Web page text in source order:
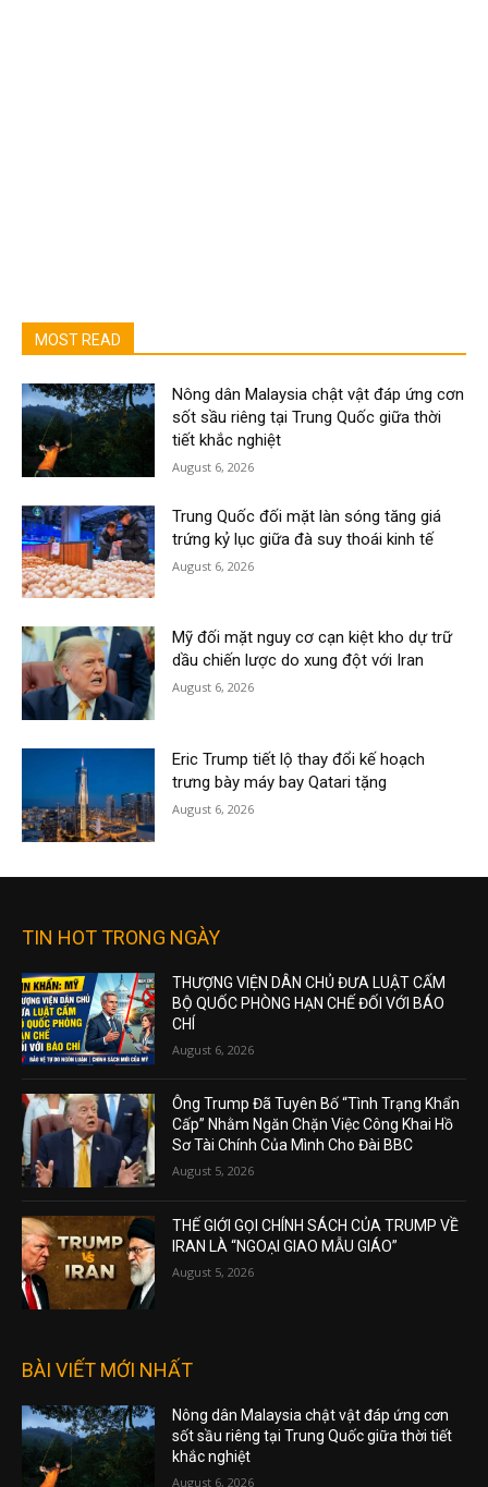
MOST READ
Nông dân Malaysia chật vật đáp ứng cơn
sốt sầu riêng tại Trung Quốc giữa thời
tiết khắc nghiệt
August 6, 2026
Trung Quốc đối mặt làn sóng tăng giá
trứng kỷ lục giữa đà suy thoái kinh tế
August 6, 2026
Mỹ đối mặt nguy cơ cạn kiệt kho dự trữ
dầu chiến lược do xung đột với Iran
August 6, 2026
Eric Trump tiết lộ thay đổi kế hoạch
trưng bày máy bay Qatari tặng
August 6, 2026
TIN HOT TRONG NGÀY
THƯỢNG VIỆN DÂN CHỦ ĐƯA LUẬT CẤM
BỘ QUỐC PHÒNG HẠN CHẾ ĐỐI VỚI BÁO
CHÍ
August 6, 2026
Ông Trump Đã Tuyên Bố “Tình Trạng Khẩn
Cấp” Nhằm Ngăn Chặn Việc Công Khai Hồ
Sơ Tài Chính Của Mình Cho Đài BBC
August 5, 2026
THẾ GIỚI GỌI CHÍNH SÁCH CỦA TRUMP VỀ
IRAN LÀ “NGOẠI GIAO MẪU GIÁO”
August 5, 2026
BÀI VIẾT MỚI NHẤT
Nông dân Malaysia chật vật đáp ứng cơn
sốt sầu riêng tại Trung Quốc giữa thời tiết
khắc nghiệt
August 6, 2026